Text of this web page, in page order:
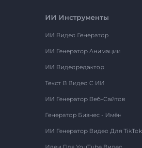
ИИ Инструменты
ИИ Видео Генератор
ИИ Генератор Анимации
ИИ Видеоредактор
Текст В Видео С ИИ
ИИ Генератор Веб-Сайтов
Генератор Бизнес - Имён
ИИ Генератор Видео Для TikTok